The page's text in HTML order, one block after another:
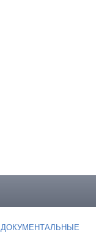
ДОКУМЕНТАЛЬНЫЕ